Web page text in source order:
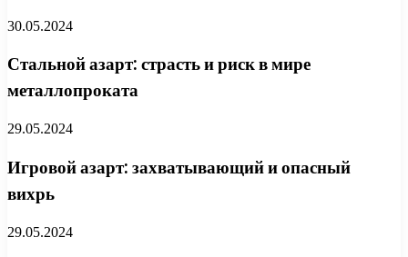
30.05.2024
Стальной азарт: страсть и риск в мире
металлопроката
29.05.2024
Игровой азарт: захватывающий и опасный
вихрь
29.05.2024